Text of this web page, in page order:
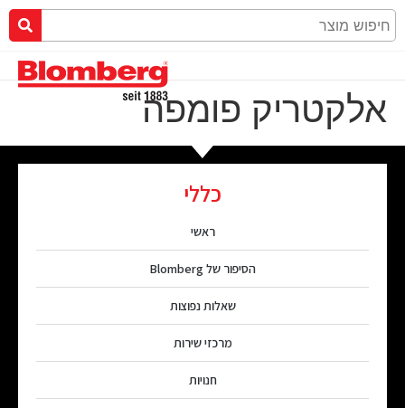
אלקטריק פומפה
כללי
ראשי
הסיפור של Blomberg
שאלות נפוצות
מרכזי שירות
חנויות